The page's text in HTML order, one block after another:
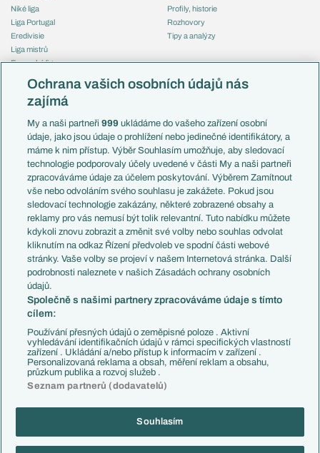
Niké liga
Liga Portugal
Eredivisie
Liga mistrů
Evropská liga
Mistrovství světa
Liga národů
Témata
Představení týmů MS
EuroSkauting
PL v kostce
Evropské koeficienty
Přestupy
Přestupové spekulace
Zranění
Kluby
Arsenal FC
Chelsea FC
Manchester United
AC Milán
Juventus FC
Bayern Mnichov
FC Barcelona
Real Madrid
Profily, historie
Rozhovory
Tipy a analýzy
Česko
Francie
Itálie
Německo
Španělsko
Argentina
Brazílie
Přestupy
Zápasy
Livescore
Tipovací soutěž
Copyright © 2001-2026 EuroFotbal.cz. Využíváme zpravodajství ČTK.
Ochrana vašich osobních údajů nás
zajímá
My a naši partneři999 ukládáme do vašeho zařízení osobní
údaje, jako jsou údaje o prohlížení nebo jedinečné identifikátory, a
máme k nim přístup. Výběr Souhlasím umožňuje, aby sledovací
technologie podporovaly účely uvedené v části My a naši partneři
zpracováváme údaje za účelem poskytování. Výběrem Zamítnout
vše nebo odvoláním svého souhlasu je zakážete. Pokud jsou
sledovací technologie zakázány, některé zobrazené obsahy a
reklamy pro vás nemusí být tolik relevantní. Tuto nabídku můžete
kdykoli znovu zobrazit a změnit své volby nebo souhlas odvolat
kliknutím na odkaz Řízení předvoleb ve spodní části webové
stránky. Vaše volby se projeví v našem Internetová stránka. Další
podrobnosti naleznete v našich Zásadách ochrany osobních
údajů.
Společně s našimi partnery zpracováváme údaje s tímto
cílem:
Používání přesných údajů o zeměpisné poloze . Aktivní
vyhledávání identifikačních údajů v rámci specifických vlastností
zařízení . Ukládání a/nebo přístup k informacím v zařízení .
Personalizovaná reklama a obsah, měření reklam a obsahu,
průzkum publika a rozvoj služeb .
Seznam partnerů (dodavatelů)
Souhlasím